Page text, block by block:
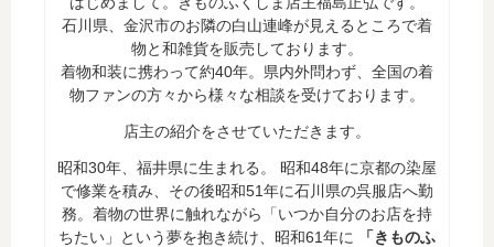
石川県、金沢市のお隣の白山連峰が見えるところで着
物と和雑貨を販売しております。
着物和装に携わって約40年。県内外問わず、全国の着
物ファンの方々から様々な相談を受けております。
店主の紹介をさせていただきます。
昭和30年、福井県に生まれる。 昭和48年に京都の染屋
で修業を積み、その後昭和51年に石川県の呉服店へ勤
務。着物の世界に触れながら「いつか自分のお店を持
ちたい」という夢を抱き続け、昭和61年に
「きものふ